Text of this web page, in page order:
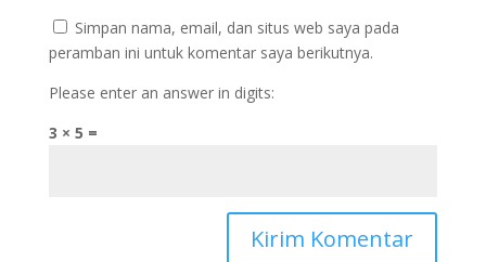
Simpan nama, email, dan situs web saya pada
peramban ini untuk komentar saya berikutnya.
Please enter an answer in digits:
3 × 5 =